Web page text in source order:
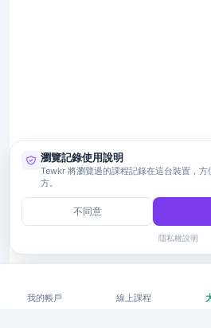
我的帳戶 線上課程
瀏覽記錄使用說明
Tewkr 將瀏覽過的課程記錄在這台裝置，
方。
不同意
隱私權說明